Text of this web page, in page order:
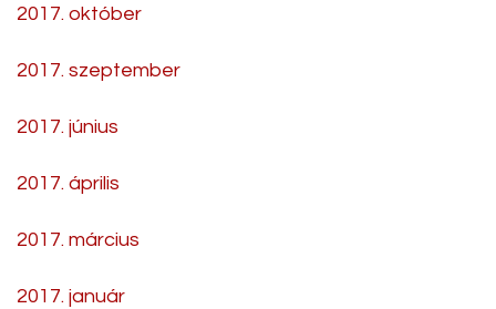
2017. október
2017. szeptember
2017. június
2017. április
2017. március
2017. január